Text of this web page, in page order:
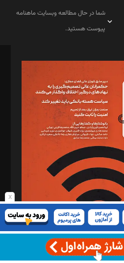
x
شما در حال مطالعه وبسایت ماهنامه
پیوست هستید.
یسنا امان‌پور، سروش کرمیان،
زهرا فکرانه، فائزه فتحی
مانی لطفی زاده
ثابت